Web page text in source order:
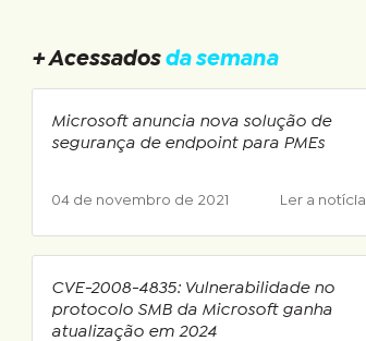
+ Acessados da semana
Microsoft anuncia nova solução de
segurança de endpoint para PMEs
04 de novembro de 2021 Ler a notícia
CVE-2008-4835: Vulnerabilidade no
protocolo SMB da Microsoft ganha
atualização em 2024